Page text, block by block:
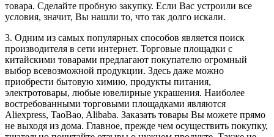
товара. Сделайте пробную закупку. Если Вас устроили все
условия, значит, Вы нашли то, что так долго искали.
3. Одним из самых популярных способов является поиск
производителя в сети интернет. Торговые площадки с
китайскими товарами предлагают покупателю огромный
выбор всевозможной продукции. Здесь даже можно
приобрести бытовую химию, продукты питания,
электротовары, любые ювелирные украшения. Наиболее
востребованными торговыми площадками являются
Aliexpress, TaoBao, Alibaba. Заказать товары Вы можете прямо
не выходя из дома. Главное, прежде чем осуществить покупку,